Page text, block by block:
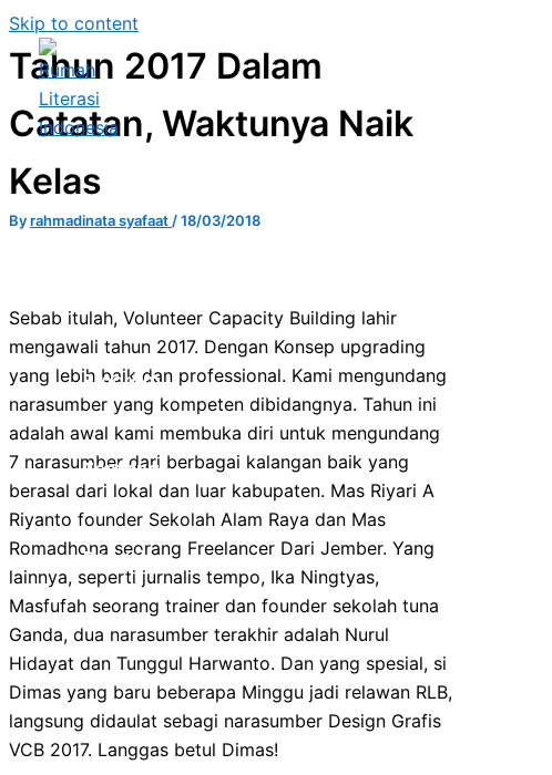
Skip to content
Program
Tentang
Donasi
Tahun 2017 Dalam
Catatan, Waktunya Naik
Kelas
Byrahmadinata syafaat /18/03/2018
Sebab itulah, Volunteer Capacity Building lahir
mengawali tahun 2017. Dengan Konsep upgrading
yang lebih baik dan professional. Kami mengundang
narasumber yang kompeten dibidangnya. Tahun ini
adalah awal kami membuka diri untuk mengundang
7 narasumber dari berbagai kalangan baik yang
berasal dari lokal dan luar kabupaten. Mas Riyari A
Riyanto founder Sekolah Alam Raya dan Mas
Romadhona seorang Freelancer Dari Jember. Yang
lainnya, seperti jurnalis tempo, Ika Ningtyas,
Masfufah seorang trainer dan founder sekolah tuna
Ganda, dua narasumber terakhir adalah Nurul
Hidayat dan Tunggul Harwanto. Dan yang spesial, si
Dimas yang baru beberapa Minggu jadi relawan RLB,
langsung didaulat sebagi narasumber Design Grafis
VCB 2017. Langgas betul Dimas!